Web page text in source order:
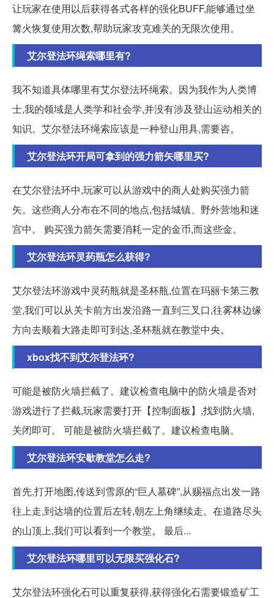
让玩家在使用以后获得各式各样的强化BUFF,能够通过坐
篝火恢复使用次数,帮助玩家攻克难关的无限次使用。
艾尔登法环绳索哪里有?
我不知道具体哪里有艾尔登法环绳索。因为我作为人类博
士,我的领域是人类学和社会学,并没有涉及登山运动相关的
知识。艾尔登法环绳索应该是一种登山用具,需要咨。
艾尔登法环开局可拿到的强力箭矢哪里买?
在艾尔登法环中,玩家可以从游戏中的商人处购买强力箭
矢。这些商人分布在不同的地点,包括城镇、野外营地和迷
宫中。 购买强力箭矢需要消耗一定的金币,而这些金。
艾尔登法环灵药瓶怎么获得?
艾尔登法环游戏中灵药瓶就是圣杯瓶,位置在玛丽卡第三教
堂,我们可以从关卡前方出发沿路一直到三叉口,往雾林边缘
方向去顺着大路走即可到达,圣杯瓶就在教堂中央。
xbox找不到艾尔登法环?
可能是被防火墙拦截了。建议检查电脑中的防火墙是否对
游戏进行了拦截,玩家需要打开【控制面板】,找到防火墙,
关闭即可。 可能是被防火墙拦截了。建议检查电脑。
艾尔登法环安歇教堂怎么走?
首先,打开地图,传送到雪原的“巨人墓碑”,从赐福点出发一路
往上走,到达墙的位置后左转,朝左上角继续走。在道路尽头
的山顶上,我们可以看到一个教堂。 最后...
艾尔登法环哪里可以无限买强化石?
艾尔登法环强化石可以重复获得,获得强化石需要锻造矿工